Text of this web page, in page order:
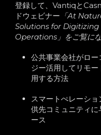
登録して、Vantiqと
ドウェビナー 「At
Solutions for
Operations」をご覧に
公共事業会社がロ
ジー活用してリモ
用する方法
スマートぺレーシ
供先コミュニティ
ース